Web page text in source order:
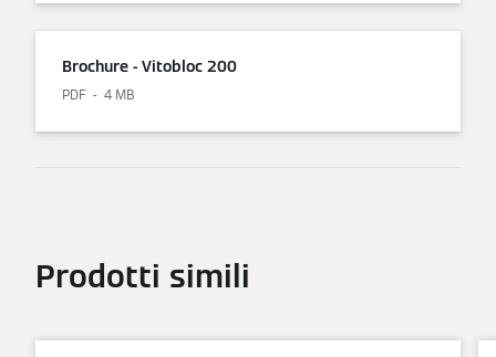
Brochure - Vitobloc 200
PDF 4 MB
Prodotti simili